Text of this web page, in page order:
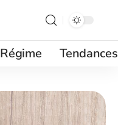
Régime Tendances